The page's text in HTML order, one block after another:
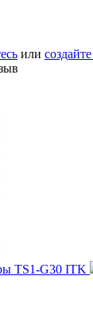
или
TS1-G30 ITK